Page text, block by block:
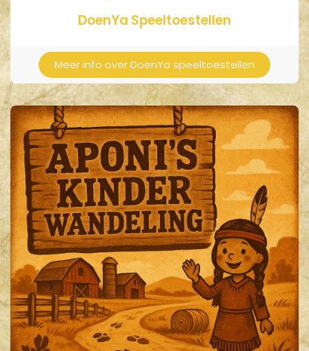
DoenYa Speeltoestellen
Meer info over DoenYa speeltoestellen